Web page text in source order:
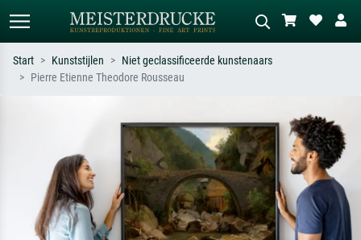
Monet, Sterrennacht, impressionisme,
Hokusai-golf, naakt.
Beschrijf de scène – bijv. groene
weide, abstract met veel rood, donker
olieverfschilderij, staand naakt naast
een boom.
Start Kunststijlen
Niet geclassificeerde kunstenaars
Pierre Etienne Theodore Rousseau